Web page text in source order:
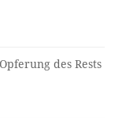
des Rests